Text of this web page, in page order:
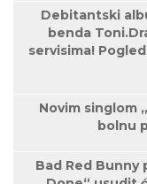
Debitantski
benda
servisima!
Novim singlom
bolnu
Bad Red Bunny